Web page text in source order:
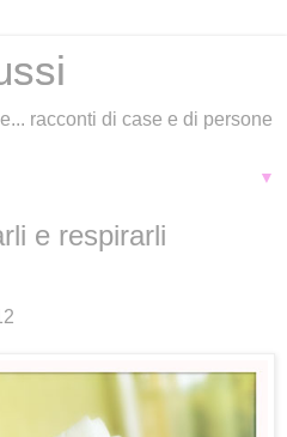
racconti di case e di persone
▼
e respirarli